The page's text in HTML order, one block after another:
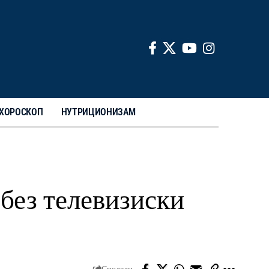
НУТРИЦИОНИЗАМ
телевизиски